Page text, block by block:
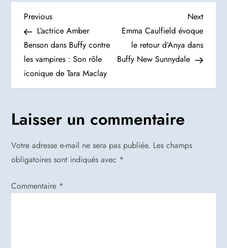
N
a
v
i
g
a
t
i
Previous
Post
Previous
L’actrice Amber
Benson dans Buffy contre
les vampires : Son rôle
iconique de Tara Maclay
Next
Post
Next
Emma Caulfield évoque
le retour d’Anya dans
Buffy New Sunnydale
Laisser un commentaire
Votre adresse e-mail ne sera pas publiée. Les champs
obligatoires sont indiqués avec *
Commentaire *